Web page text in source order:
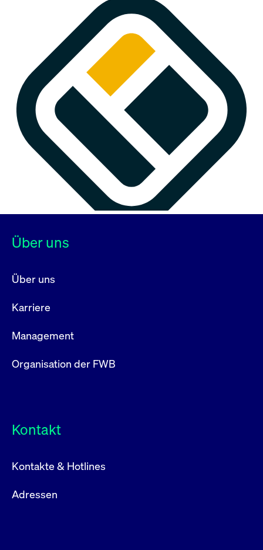
Über uns
Über uns
Karriere
Management
Organisation der FWB
Kontakt
Kontakte & Hotlines
Adressen